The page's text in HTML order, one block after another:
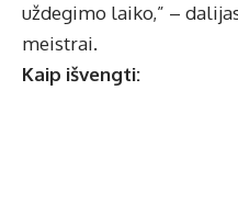
uždegimo laiko,” –
meistrai.
Kaip išvengti: